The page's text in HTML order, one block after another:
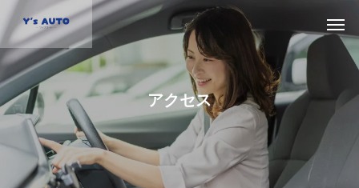
アクセス